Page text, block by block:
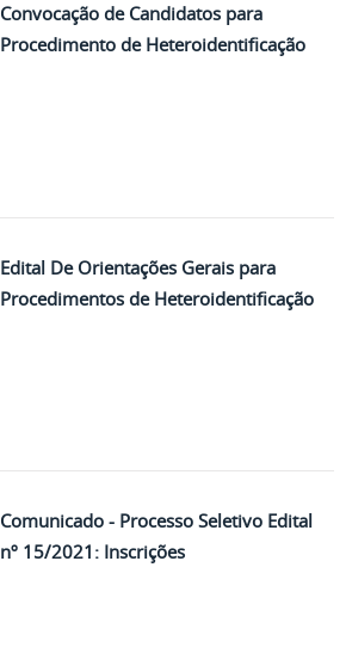
Convocação de Candidatos para
Procedimento de Heteroidentificação
Edital De Orientações Gerais para
Procedimentos de Heteroidentificação
Comunicado - Processo Seletivo Edital
nº 15/2021: Inscrições